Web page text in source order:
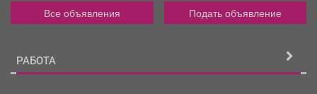
Все объявления Подать объявление
РАБОТА